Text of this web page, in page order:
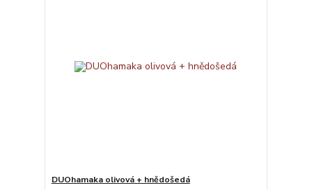
DUOhamaka olivová + hnědošedá